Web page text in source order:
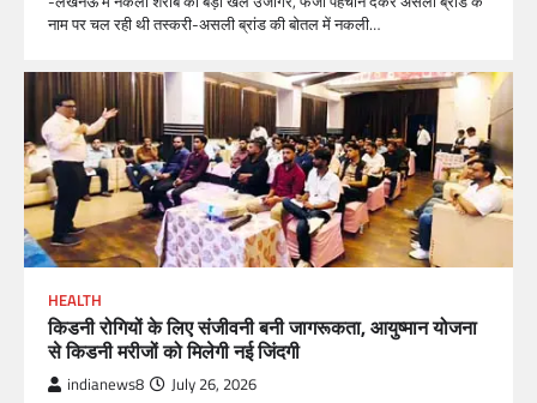
नाम पर चल रही थी तस्करी-असली ब्रांड की बोतल में नकली…
HEALTH
किडनी रोगियों के लिए संजीवनी बनी जागरूकता, आयुष्मान योजना
से किडनी मरीजों को मिलेगी नई जिंदगी
indianews8 July 26, 2026